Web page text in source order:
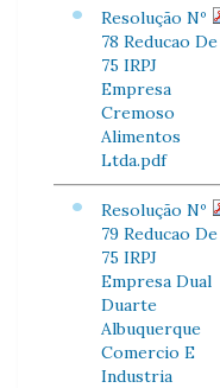
Resolução Nº
78 Reducao De
75 IRPJ
Empresa
Cremoso
Alimentos
Ltda.pdf
Resolução Nº
79 Reducao De
75 IRPJ
Empresa Dual
Duarte
Albuquerque
Comercio E
Industria